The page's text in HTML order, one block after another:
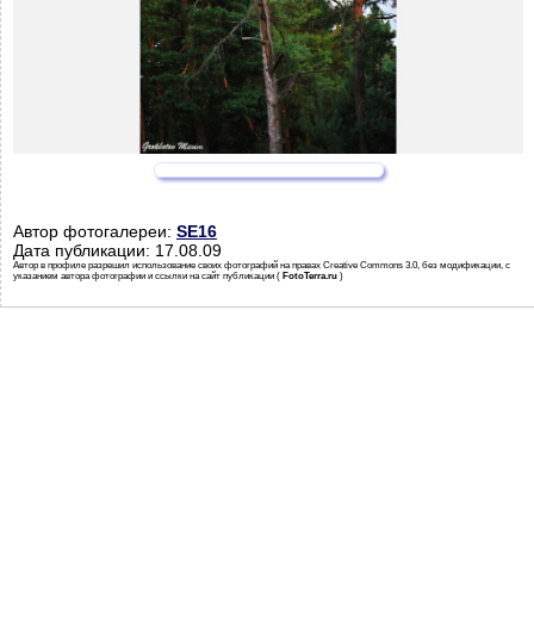
Автор фотогалереи: SE16
Дата публикации: 17.08.09
Автор в профиле разрешил использование своих фотографий на правах Creative Commons 3.0, без модификации, с
указанием автора фотографии и ссылки на сайт публикации ( FotoTerra.ru )